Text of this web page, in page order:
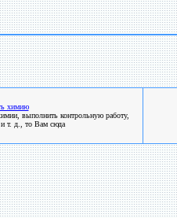
химию
выполнить контрольную работу,
и т. д., то Вам сюда